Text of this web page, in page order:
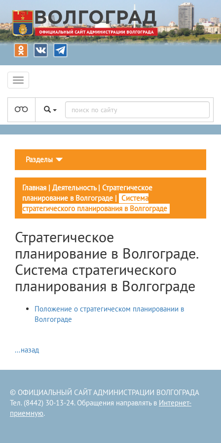
Разделы
Главная | Деятельность| Стратегическое
планирование в Волгограде | Система
стратегического планирования в Волгограде
Стратегическое
планирование в Волгограде.
Система стратегического
планирования в Волгограде
Положение о стратегическом планировании в
Волгограде
...назад
© ОФИЦИАЛЬНЫЙ САЙТ АДМИНИСТРАЦИИ ВОЛГОГРАДА
Тел. (8442) 30-13-24. Обращения направлять в Интернет-
приемную.